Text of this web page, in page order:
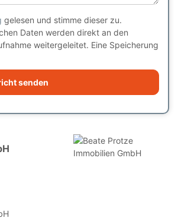
gelesen und stimme dieser zu.
Daten werden direkt an den
weitergeleitet. Eine Speicherung
senden